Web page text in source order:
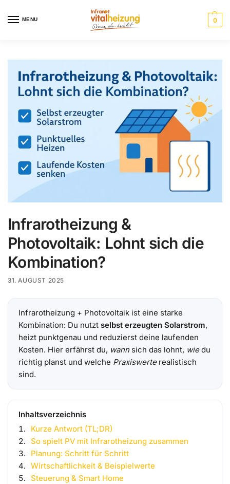
MENU 0
Infrarotheizung &
Photovoltaik: Lohnt sich die
Kombination?
31. AUGUST 2025
Infrarotheizung + Photovoltaik ist eine starke
Kombination: Du nutzt selbst erzeugten Solarstrom,
heizt punktgenau und reduzierst deine laufenden
Kosten. Hier erfährst du, wannsich das lohnt, wiedu
richtig planst und welche Praxiswerterealistisch
sind.
Inhaltsverzeichnis
Kurze Antwort (TL;DR)
So spielt PV mit Infrarotheizung zusammen
Planung: Schritt für Schritt
Wirtschaftlichkeit & Beispielwerte
Steuerung & Smart Home